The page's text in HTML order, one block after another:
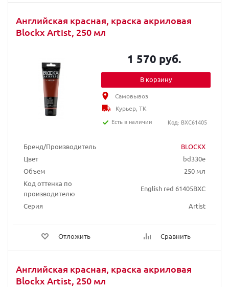
Английская красная, краска акриловая
Blockx Artist, 250 мл
Бренд/Производитель
BLOCKX
Цвет
bd330e
Объем
250 мл
Код оттенка по
производителю
English red 61405BXC
Серия
Artist
Отложить Сравнить
1 570 руб.
В корзину
Самовывоз
Курьер, ТК
Есть в наличии
Код: BXC61405
Английская красная, краска акриловая
Blockx Artist, 250 мл